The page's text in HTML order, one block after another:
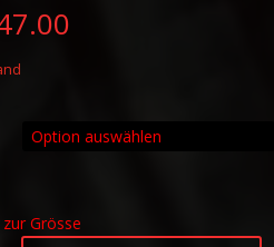
Grösse